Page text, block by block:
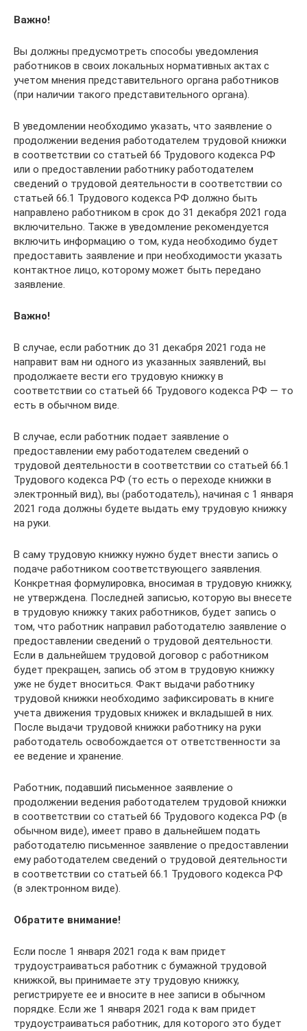
Важно!
Вы должны предусмотреть способы уведомления
работников в своих локальных нормативных актах с
учетом мнения представительного органа работников
(при наличии такого представительного органа).
В уведомлении необходимо указать, что заявление о
продолжении ведения работодателем трудовой книжки
в соответствии со статьей 66 Трудового кодекса РФ
или о предоставлении работнику работодателем
сведений о трудовой деятельности в соответствии со
статьей 66.1 Трудового кодекса РФ должно быть
направлено работником в срок до 31 декабря 2021 года
включительно. Также в уведомление рекомендуется
включить информацию о том, куда необходимо будет
предоставить заявление и при необходимости указать
контактное лицо, которому может быть передано
заявление.
Важно!
В случае, если работник до 31 декабря 2021 года не
направит вам ни одного из указанных заявлений, вы
продолжаете вести его трудовую книжку в
соответствии со статьей 66 Трудового кодекса РФ — то
есть в обычном виде.
В случае, если работник подает заявление о
предоставлении ему работодателем сведений о
трудовой деятельности в соответствии со статьей 66.1
Трудового кодекса РФ (то есть о переходе книжки в
электронный вид), вы (работодатель), начиная с 1 января
2021 года должны будете выдать ему трудовую книжку
на руки.
В саму трудовую книжку нужно будет внести запись о
подаче работником соответствующего заявления.
Конкретная формулировка, вносимая в трудовую книжку,
не утверждена. Последней записью, которую вы внесете
в трудовую книжку таких работников, будет запись о
том, что работник направил работодателю заявление о
предоставлении сведений о трудовой деятельности.
Если в дальнейшем трудовой договор с работником
будет прекращен, запись об этом в трудовую книжку
уже не будет вноситься. Факт выдачи работнику
трудовой книжки необходимо зафиксировать в книге
учета движения трудовых книжек и вкладышей в них.
После выдачи трудовой книжки работнику на руки
работодатель освобождается от ответственности за
ее ведение и хранение.
Работник, подавший письменное заявление о
продолжении ведения работодателем трудовой книжки
в соответствии со статьей 66 Трудового кодекса РФ (в
обычном виде), имеет право в дальнейшем подать
работодателю письменное заявление о предоставлении
ему работодателем сведений о трудовой деятельности
в соответствии со статьей 66.1 Трудового кодекса РФ
(в электронном виде).
Обратите внимание!
Если после 1 января 2021 года к вам придет
трудоустраиваться работник с бумажной трудовой
книжкой, вы принимаете эту трудовую книжку,
регистрируете ее и вносите в нее записи в обычном
порядке. Если же 1 января 2021 года к вам придет
трудоустраиваться работник, для которого это будет